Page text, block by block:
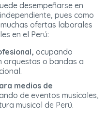
desempeñarse en
pues como
ofertas laborales
en el Perú:
ocupando
orquestas o bandas a
medios de
de eventos musicales,
musical de Perú.